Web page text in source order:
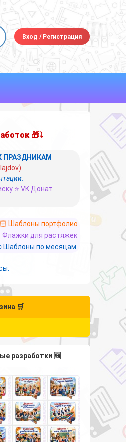
Вход /Регистрация
🎁⤵
ПРАЗДНИКАМ
⭐ VK Донат
Шаблоны портфолио
Флажки для растяжек
Шаблоны по месяцам
🛒
разработки 🆕